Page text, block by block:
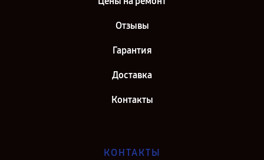
Отзывы
Гарантия
Доставка
Контакты
КОНТАКТЫ